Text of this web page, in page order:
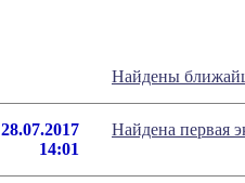
Найдены
28.07.2017
14:01
Найдена первая